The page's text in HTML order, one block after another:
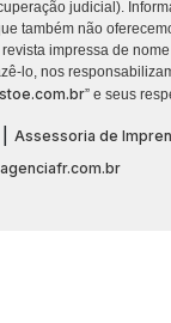
judicial).
também não
impressa de
lo, nos
” e seus
Assessoria de